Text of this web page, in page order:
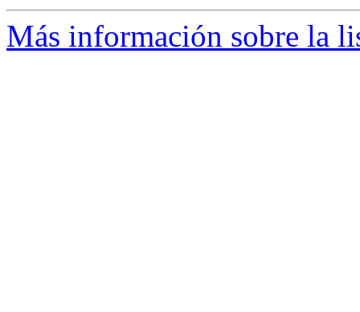
Más información sobre la